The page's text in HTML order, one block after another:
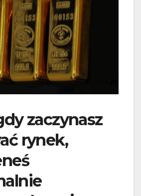
zaczynasz
rynek,